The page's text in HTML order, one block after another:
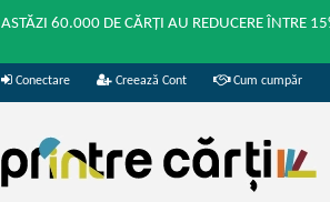
ASTĂZI 60.000 DE CĂRȚI AU REDUCERE ÎNTRE
Conectare Creează Cont Cum cumpăr